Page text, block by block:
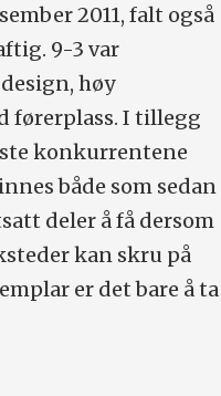
2011, falt også
9-3 var
høy
førerplass. I tillegg
konkurrentene
både som sedan
deler å få dersom
kan skru på
er det bare å ta